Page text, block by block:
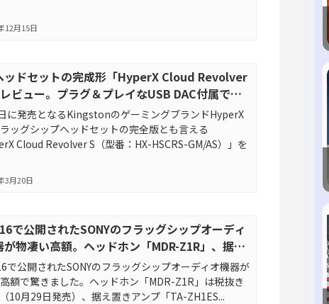
12月15日
ッドセットの完成形「HyperX Cloud Revolver
ビュー。プラグ＆プレイなUSB DAC付属でサ
ド環境を簡単に構築可能
に発売となるKingstonのゲーミングブランドHyperX
ッグシップヘッドセットの完全版とも言える
Cloud Revolver S（型番：HX-HSCRS-GM/AS）」を
3月20日
で公開されたSONYのフラッグシップオーディ
が物凄い高額。ヘッドホン「MDR-Z1R」、据え
ンプ「TA-ZH1ES」、ウォークマン「NW-
」
で公開されたSONYのフラッグシップオーディオ機器が
額で驚きました。ヘッドホン「MDR-Z1R」は税抜き
10月29日発売）、据え置きアンプ「TA-ZH1ES...